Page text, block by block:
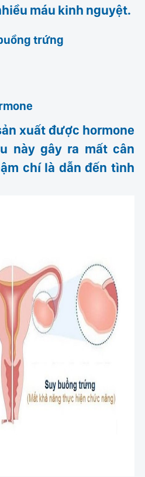
máu kinh nguyệt.
trứng
xuất được hormone
này gây ra mất cân
chí là dẫn đến tình